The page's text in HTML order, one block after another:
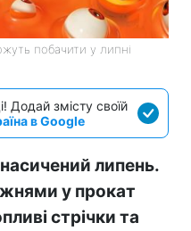
побачити у липні
Додай змісту своїй
в Google
липень.
у прокат
стрічки та